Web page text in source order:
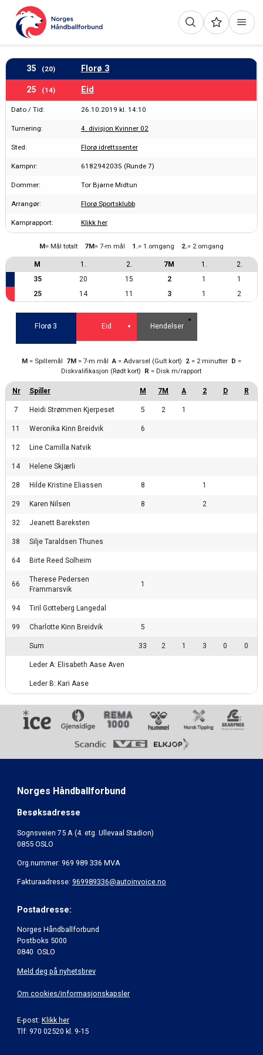
35 (20) Florø 3
25 (14) Eid
Dato / Tid: 26.10.2019 kl. 14:10
Turnering: 4. divisjon Kvinner 02
Sted: Florø idrettssenter
Kampnr: 6182942035 (Runde 7)
Dommer: Tor Bjarne Midtun
Arrangør: Florø Sportsklubb
Kamprapport: Klikk her
M 1. 2. 7M 1. 2.
M= Mål totalt 7M= 7-m mål 1.= 1.omgang 2.= 2.omgang
35 20 15 2 1
1
25
14 11 3 1 2
Florø 3 Eid Hendelser
7 Heidi Strømmen Kjerpeset 5 2 1
11 Weronika Kinn Breidvik 6
12 Line Camilla Natvik
14 Helene Skjærli
28 Hilde Kristine Eliassen 8 1
29 Karen Nilsen 8 2
32 Jeanett Bareksten
38 Silje Taraldsen Thunes
64 Birte Reed Solheim
66
Therese Pedersen
Frammarsvik
1
94 Tiril Gotteberg Langedal
99 Charlotte Kinn Breidvik 5
Sum 33 2 1 3 0 0
Leder A: Elisabeth Aase Aven
Leder B: Kari Aase
M= Spillemål 7M= 7-m mål A= Advarsel (Gult kort) 2= 2 minutter D =
Diskvalifikasjon (Rødt kort) R = Disk m/rapport
Norges Håndballforbund
Besøksadresse
Sognsveien 75 A (4. etg. Ullevaal Stadion)
0855 OSLO
Org.nummer: 969 989 336 MVA
Fakturaadresse: 969989336@autoinvoice.no
Postadresse:
Norges Håndballforbund
Postboks 5000
0840 OSLO
Meld deg på nyhetsbrev
Om cookies/informasjonskapsler
E-post: Klikk her
Tlf: 970 02520 kl. 9-15